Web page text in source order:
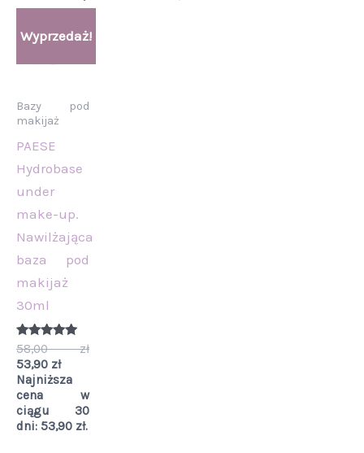
Wyprzedaż!
Bazy pod
makijaż
PAESE
Hydrobase
under
make-up.
Nawilżająca
baza pod
makijaż
30ml
Oceniono
5.00
na 5
58,00zł
cena
58,00 zł.
53,90 zł
cena
53,90 zł.
Najniższa
cena w
ciągu 30
dni: 53,90 zł.